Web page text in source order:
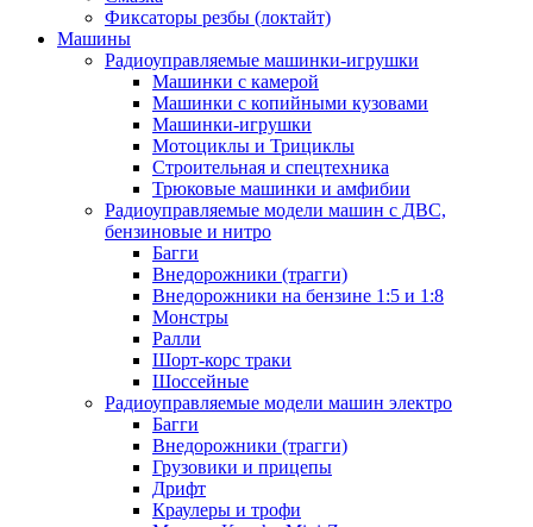
Фиксаторы резбы (локтайт)
Машины
Радиоуправляемые машинки-игрушки
Машинки с камерой
Машинки с копийными кузовами
Машинки-игрушки
Мотоциклы и Трициклы
Строительная и спецтехника
Трюковые машинки и амфибии
Радиоуправляемые модели машин с ДВС,
бензиновые и нитро
Багги
Внедорожники (трагги)
Внедорожники на бензине 1:5 и 1:8
Монстры
Ралли
Шорт-корс траки
Шоссейные
Радиоуправляемые модели машин электро
Багги
Внедорожники (трагги)
Грузовики и прицепы
Дрифт
Краулеры и трофи